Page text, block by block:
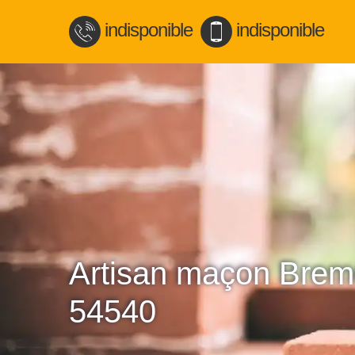
indisponible indisponible
Artisan maçon
54540